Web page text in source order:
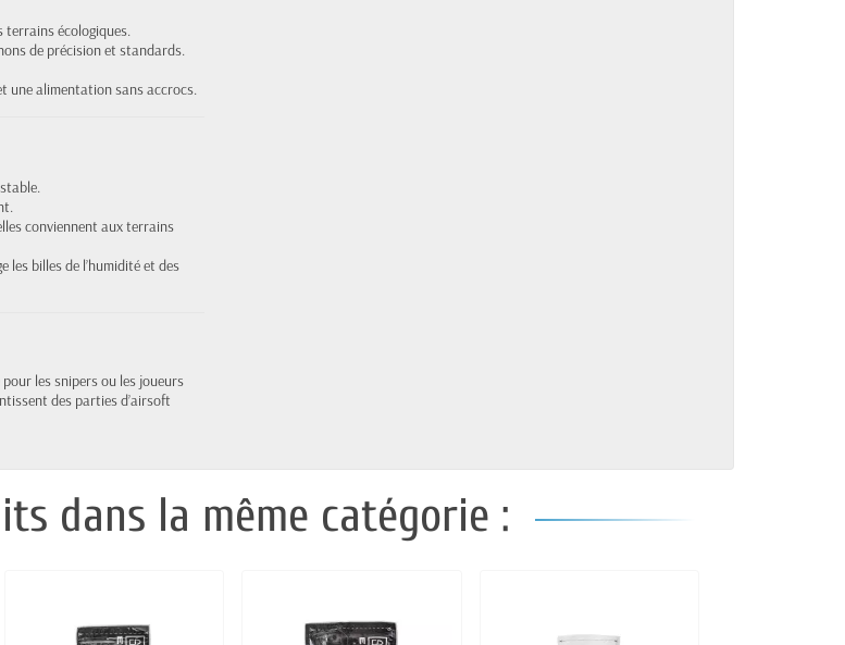
terrains écologiques.
de précision et standards.
une alimentation sans accrocs.
conviennent aux terrains
billes de l’humidité et des
les snipers ou les joueurs
des parties d’airsoft
dans la même catégorie :